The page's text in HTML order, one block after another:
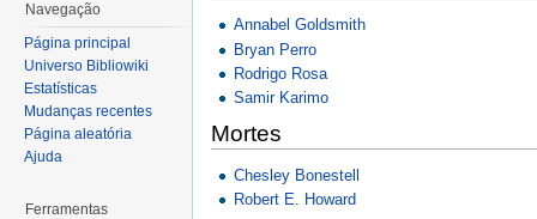
Annabel Goldsmith
Bryan Perro
Rodrigo Rosa
Samir Karimo
Mortes
Chesley Bonestell
Robert E. Howard
Navegação
Página principal
Universo Bibliowiki
Estatísticas
Mudanças recentes
Página aleatória
Ajuda
Ferramentas